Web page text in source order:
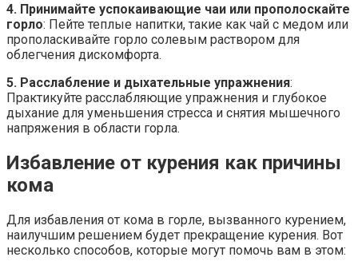
4. Принимайте успокаивающие чаи или прополоскайте
горло: Пейте теплые напитки, такие как чай с медом или
прополаскивайте горло солевым раствором для
облегчения дискомфорта.
5. Расслабление и дыхательные упражнения:
Практикуйте расслабляющие упражнения и глубокое
дыхание для уменьшения стресса и снятия мышечного
напряжения в области горла.
Избавление от курения как причины
кома
Для избавления от кома в горле, вызванного курением,
наилучшим решением будет прекращение курения. Вот
несколько способов, которые могут помочь вам в этом: